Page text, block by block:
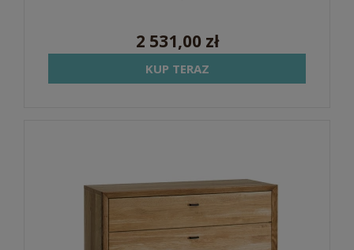
2 531,00 zł
KUP TERAZ